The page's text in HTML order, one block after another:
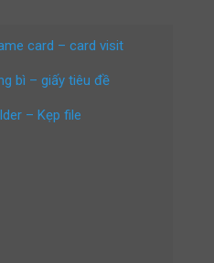
card – card visit
bì – giấy tiêu đề
– Kẹp file